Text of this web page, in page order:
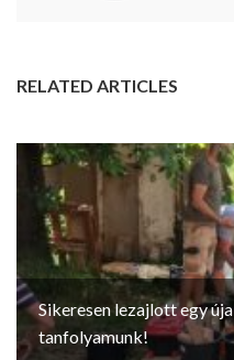
RELATED ARTICLES
Sikeresen lezajlott egy
tanfolyamunk!